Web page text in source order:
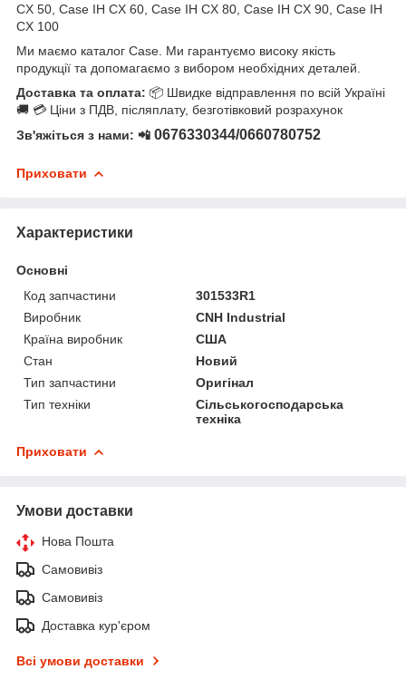
CX 50, Case IH CX 60, Case IH CX 80, Case IH CX 90, Case IH
CX 100
Ми маємо каталог Case. Ми гарантуємо високу якість
продукції та допомагаємо з вибором необхідних деталей.
Доставка та оплата: 📦 Швидке відправлення по всій Україні
🚚 💳 Ціни з ПДВ, післяплату, безготівковий розрахунок
Зв'яжіться з нами: 📲 0676330344/0660780752
Приховати
Характеристики
Основні
Код запчастини
301533R1
Виробник
CNH Industrial
Країна виробник
США
Стан
Новий
Тип запчастини
Оригінал
Тип техніки
Сільськогосподарська
техніка
Приховати
Умови доставки
Нова Пошта
Самовивіз
Самовивіз
Доставка кур'єром
Всі умови доставки